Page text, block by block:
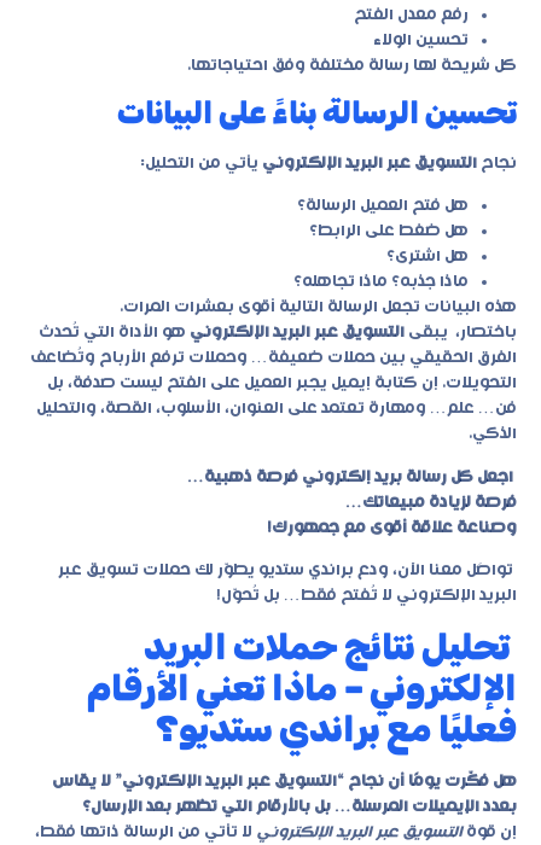
رفع معدل الفتح
تحسين الولاء
كل شريحة لها رسالة مختلفة وفق احتياجاتها.
تحسين الرسالة بناءً على البيانات
نجاح التسويق عبر البريد الإلكتروني يأتي من التحليل:
هل فتح العميل الرسالة؟
هل ضغط على الرابط؟
هل اشترى؟
ماذا جذبه؟ ماذا تجاهله؟
هذه البيانات تجعل الرسالة التالية أقوى بعشرات المرات.
باختصار، يبقى التسويق عبر البريد الإلكتروني هو الأداة التي تُحدث
الفرق الحقيقي بين حملات ضعيفة… وحملات ترفع الأرباح وتُضاعف
التحويلات. إن كتابة إيميل يجبر العميل على الفتح ليست صدفة، بل
فن… علم… ومهارة تعتمد على العنوان، الأسلوب، القصة، والتحليل
الذكي.
اجعل كل رسالة بريد إلكتروني فرصة ذهبية…
فرصة لزيادة مبيعاتك…
وصناعة علاقة أقوى مع جمهورك!
تواصَل معنا الآن، ودع براندي ستديو يطوّر لك حملات تسويق عبر
البريد الإلكتروني لا تُفتح فقط… بل تُحوّل!
تحليل نتائج حملات البريد
الإلكتروني – ماذا تعني الأرقام
فعليًا مع براندي ستديو؟
هل فكّرت يومًا أن نجاح “التسويق عبر البريد الإلكتروني” لا يقاس
بعدد الإيميلات المرسلة… بل بالأرقام التي تظهر بعد الإرسال؟
إن قوةالتسويق عبر البريد الإلكتروني لا تأتي من الرسالة ذاتها فقط،